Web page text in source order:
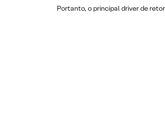
Portanto, o principal driver de